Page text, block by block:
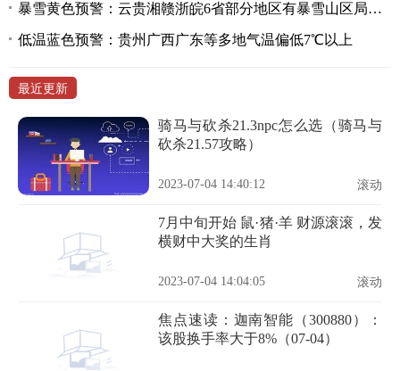
暴雪黄色预警：云贵湘赣浙皖6省部分地区有暴雪山区局地大暴雪
低温蓝色预警：贵州广西广东等多地气温偏低7℃以上
最近更新
骑马与砍杀21.3npc怎么选（骑马与
砍杀21.57攻略）
2023-07-04 14:40:12 滚动
7月中旬开始 鼠·猪·羊 财源滚滚，发
横财中大奖的生肖
2023-07-04 14:04:05 滚动
焦点速读：迦南智能（300880）：
该股换手率大于8%（07-04）